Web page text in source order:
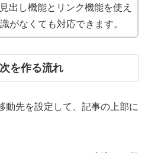
出し機能とリンク機能を使え
がなくても対応できます。
を作る流れ
動先を設定して、記事の上部に